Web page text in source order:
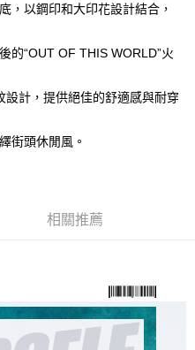
需儲值。
可結帳。
。
後，將跳轉至「AFTEE先享後付」
即可完成結帳。
簡訊。
簡訊中的連結，可透過四大超商／
」之結帳頁面顯示為準，若有關於
「AFTEE先享後付」服務完成之交
料，並將交易相關給付款項請求債
運費
，以鋼印和大印花設計結合，
的“OUT OF THIS WORLD”火
計，提供絕佳的舒適感與耐穿
街頭休閒風。
相關推薦